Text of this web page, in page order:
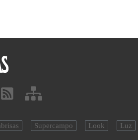
Supercampo Look Luz